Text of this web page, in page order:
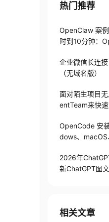
热门推荐
OpenClaw 案
时到10分钟：
企业微信长连
（无域名版）
面对陌生项目
entTeam来快
OpenCode 安
dows、macOS
2026年
新ChatGPT图
相关文章